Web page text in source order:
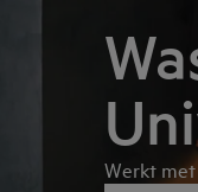
Werkt